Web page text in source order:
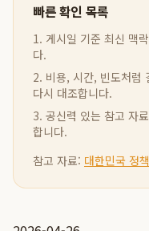
빠른 확인 목록
1. 게시일 기준 최신 맥
다.
2. 비용, 시간, 빈도처럼
다시 대조합니다.
3. 공신력 있는 참고 자
합니다.
참고 자료: 대한민국 정